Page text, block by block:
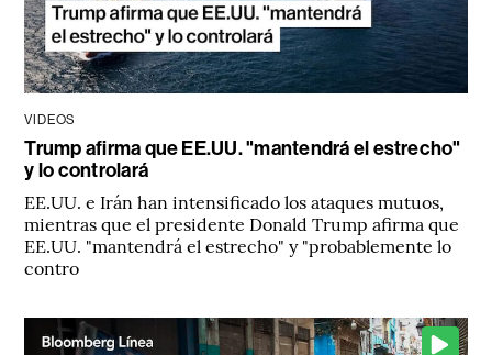
VIDEOS
Trump afirma que EE.UU. "mantendrá el estrecho"
y lo controlará
EE.UU. e Irán han intensificado los ataques mutuos,
mientras que el presidente Donald Trump afirma que
EE.UU. "mantendrá el estrecho" y "probablemente lo
contro